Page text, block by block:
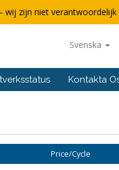
zijn niet
Svenska
Kontakta
Price/Cycle